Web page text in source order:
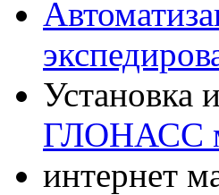
Установка
ГЛОНАСС
интернет